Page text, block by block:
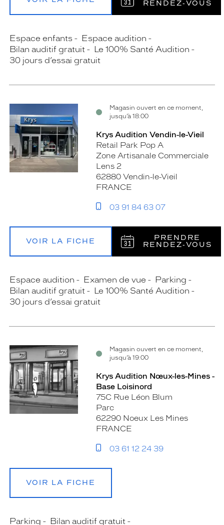
RENDEZ‑VOUS
Espace enfants
Espace audition
Bilan auditif gratuit
Le 100% Santé Audition
30 jours d’essai gratuit
Magasin ouvert en ce moment,
jusqu’à 18:00
Krys Audition Vendin-le-Vieil
Retail Park Pop A
Zone Artisanale Commerciale
Lens 2
62880 Vendin-le-Vieil
FRANCE
03 91 84 63 07
VOIR LA FICHE
PRENDRE
RENDEZ‑VOUS
Espace audition Examen de vue
Parking
Bilan auditif gratuit
Le 100% Santé Audition
30 jours d’essai gratuit
Magasin ouvert en ce moment,
jusqu’à 19:00
Krys Audition Nœux-les-Mines -
Base Loisinord
75C Rue Léon Blum
Parc
62290 Noeux Les Mines
FRANCE
03 61 12 24 39
VOIR LA FICHE
Parking
Bilan auditif gratuit